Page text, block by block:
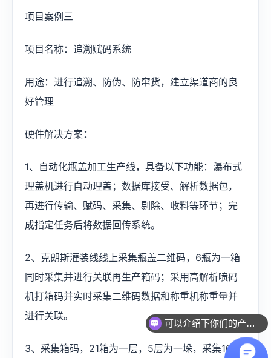
项目案例三
项目名称：追溯赋码系统
用途：进行追溯、防伪、防窜货，建立渠道商的良
好管理
硬件解决方案：
1、自动化瓶盖加工生产线，具备以下功能：瀑布式
理盖机进行自动理盖；数据库接受、解析数据包，
再进行传输、赋码、采集、剔除、收料等环节；完
成指定任务后将数据回传系统。
2、克朗斯灌装线线上采集瓶盖二维码，6瓶为一箱
同时采集并进行关联再生产箱码；采用高解析喷码
机打箱码并实时采集二维码数据和称重机称重量并
进行关联。
3、采集箱码，21箱为一层，5层为一垛，采集105
可以介绍下你们的产品么？